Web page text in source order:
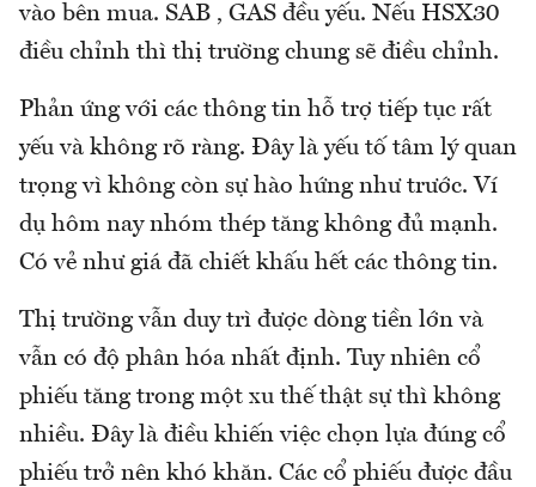
vào bên mua. SAB , GAS đều yếu. Nếu HSX30
điều chỉnh thì thị trường chung sẽ điều chỉnh.
Phản ứng với các thông tin hỗ trợ tiếp tục rất
yếu và không rõ ràng. Đây là yếu tố tâm lý quan
trọng vì không còn sự hào hứng như trước. Ví
dụ hôm nay nhóm thép tăng không đủ mạnh.
Có vẻ như giá đã chiết khấu hết các thông tin.
Thị trường vẫn duy trì được dòng tiền lớn và
vẫn có độ phân hóa nhất định. Tuy nhiên cổ
phiếu tăng trong một xu thế thật sự thì không
nhiều. Đây là điều khiến việc chọn lựa đúng cổ
phiếu trở nên khó khăn. Các cổ phiếu được đầu